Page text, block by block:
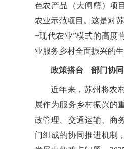
色农产品（大闸蟹）项
农业示范项目。这是对
+现代农业”模式的高度
业服务乡村全面振兴的生
政策搭台 部门协同
近年来，苏州将农
展作为服务乡村振兴的
政管理、交通运输、商
门组成的协同推进机制